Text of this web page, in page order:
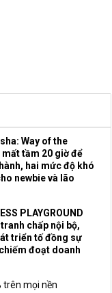
Way of the
tầm 20 giờ để
hai mức độ khó
newbie và lão
PLAYGROUND
chấp nội bộ,
triển tố đồng sự
đoạt doanh
trên mọi nền